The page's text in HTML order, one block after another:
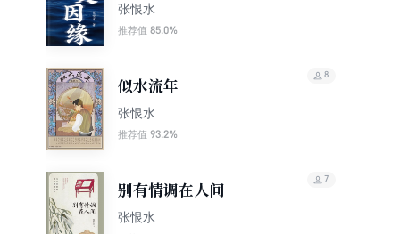
张恨水
推荐值 85.0%
似水流年
张恨水
推荐值 93.2%
8
别有情调在人间
张恨水
7